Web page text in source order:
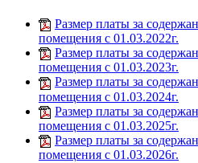
Размер платы за
помещения с 01.03.2022г.
Размер платы за
помещения с 01.03.2023г.
Размер платы за
помещения с 01.03.2024г.
Размер платы за
помещения с 01.03.2025г.
Размер платы за
помещения с 01.03.2026г.